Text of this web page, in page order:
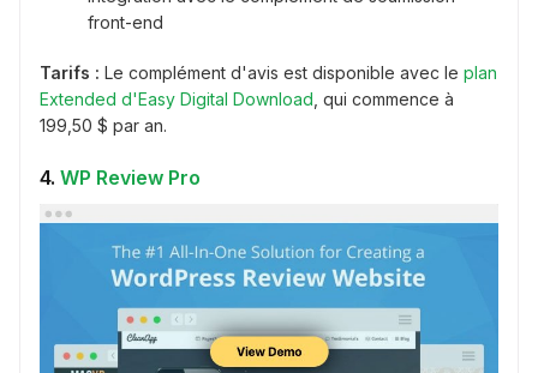
front-end
Tarifs : Le complément d'avis est disponible avec le plan
Extended d'Easy Digital Download , qui commence à
199,50 $ par an.
4. WP Review Pro